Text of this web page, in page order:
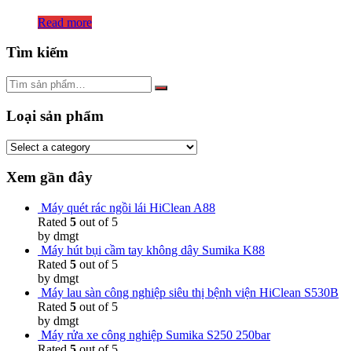
Read more
Tìm kiếm
Loại sản phẩm
Xem gần đây
Máy quét rác ngồi lái HiClean A88
Rated 5 out of 5
by dmgt
Máy hút bụi cầm tay không dây Sumika K88
Rated 5 out of 5
by dmgt
Máy lau sàn công nghiệp siêu thị bệnh viện HiClean S530B
Rated 5 out of 5
by dmgt
Máy rửa xe công nghiệp Sumika S250 250bar